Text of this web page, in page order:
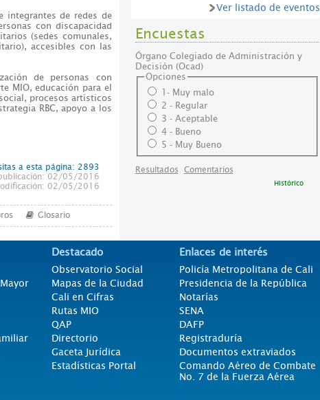
integrantes de redes de
con discapacidad
(sedes comunales,
accesibles con las
de personas con
MIO, educación para el
procesos artísticos
RBC, apoyo a los
a esta página: 2893
02/05/2016
02/05/2016
Glosario
Ver listado de eventos
Encuestas
Órgano Colegiado de Administración y
Decisión (Ocad)
Opciones
1- Muy malo
2 - Regular
3 - Aceptable
4 - Bueno
5 - Muy Bueno
Resultados Comentarios
Histórico
Destacado
Observatorio Social
Mapas de la Ciudad
Cali en Cifras
Rutas MIO
QAP
Directorio
Gaceta Jurídica
Estadísticas Portal
Enlaces de interés
Policía Metropolitana de Cali
Presidencia de la República
Notarías
SENA
DAFP
Registraduría
Documentos extraviados
Comando Aéreo de Combate
No. 7 de la Fuerza Aérea